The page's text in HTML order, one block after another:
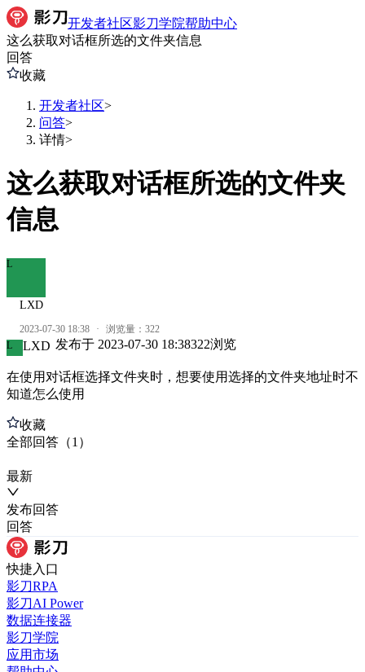
开发者社区影刀学院帮助中心
这么获取对话框所选的文件夹信息
回答
收藏
开发者社区>
问答>
详情>
这么获取对话框所选的文件夹
信息
L
LXD
2023-07-30 18:38 · 浏览量： 322
L
LXD 发布于 2023-07-30 18:38322浏览
在使用对话框选择文件夹时，想要使用选择的文件夹地址时不
知道怎么使用
收藏
全部回答 （1 ）
最新
发布回答
回答
快捷入口
影刀RPA
影刀AI Power
数据连接器
影刀学院
应用市场